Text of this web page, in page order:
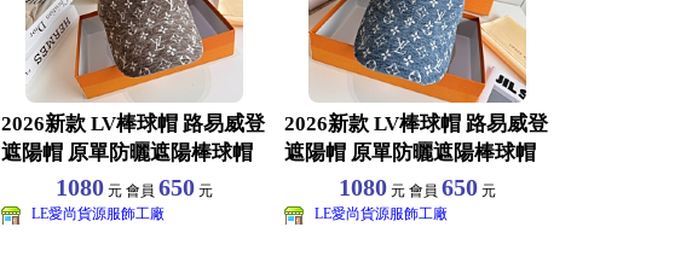
2026新款 LV棒球帽 路易威登
遮陽帽 原單防曬遮陽棒球帽
批發 旅遊
1080元 會員 650元
LE愛尚貨源服飾工廠
2026新款 LV棒球帽 路易威登
遮陽帽 原單防曬遮陽棒球帽
批發 旅遊
1080元 會員 650元
LE愛尚貨源服飾工廠